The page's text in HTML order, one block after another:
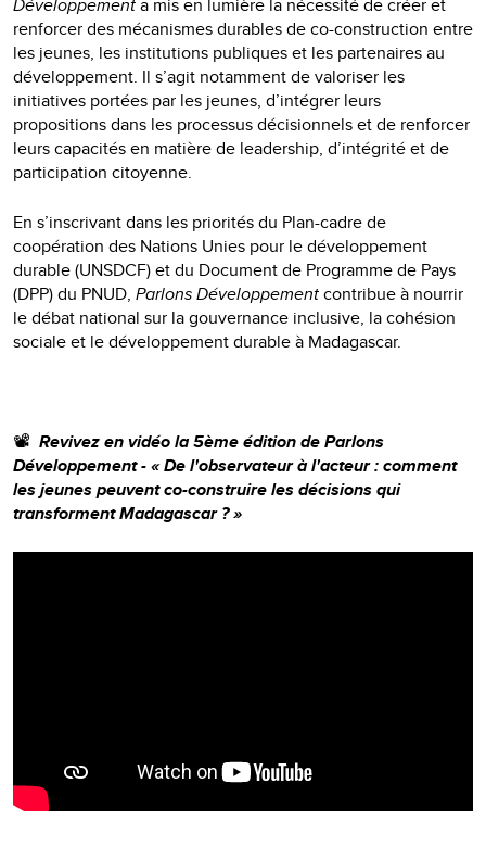
renforcer des mécanismes durables de co-construction entre
les jeunes, les institutions publiques et les partenaires au
développement. Il s’agit notamment de valoriser les
initiatives portées par les jeunes, d’intégrer leurs
propositions dans les processus décisionnels et de renforcer
leurs capacités en matière de leadership, d’intégrité et de
participation citoyenne.
En s’inscrivant dans les priorités du Plan-cadre de
coopération des Nations Unies pour le développement
durable (UNSDCF) et du Document de Programme de Pays
(DPP) du PNUD, Parlons Développementcontribue à nourrir
le débat national sur la gouvernance inclusive, la cohésion
sociale et le développement durable à Madagascar.
📽 Revivez en vidéo la 5ème édition de Parlons
Développement - « De l'observateur à l'acteur : comment
les jeunes peuvent co-construire les décisions qui
transforment Madagascar ? »